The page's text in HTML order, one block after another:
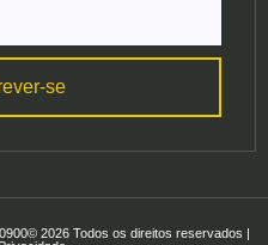
se
2026 Todos os direitos reservados |